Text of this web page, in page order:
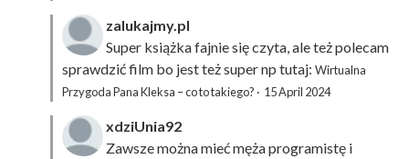
zalukajmy.pl
Super książka fajnie się czyta, ale też polecam
sprawdzić film bo jest też super np tutaj: Wirtualna
Przygoda Pana Kleksa – co to takiego? · 15 April 2024
xdziUnia92
Zawsze można mieć męża programistę i